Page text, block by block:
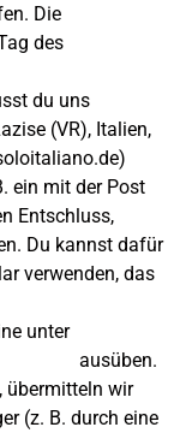
Die
des
du uns
(VR), Italien,
ein mit der Post
Entschluss,
Du kannst dafür
verwenden, das
unter
ausüben.
übermitteln wir
(z. B. durch eine